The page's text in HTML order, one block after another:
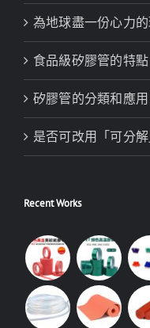
為地球盡一份心力
食品級矽膠管的特點
矽膠管的分類和應用
是否可改用「可分
Recent Works